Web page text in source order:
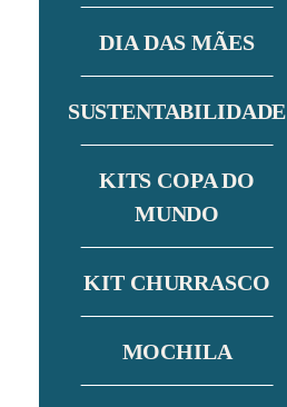
DIA DAS MÃES
SUSTENTABILIDADE
KITS COPA DO
MUNDO
KIT CHURRASCO
MOCHILA